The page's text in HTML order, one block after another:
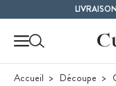
Accueil Découpe